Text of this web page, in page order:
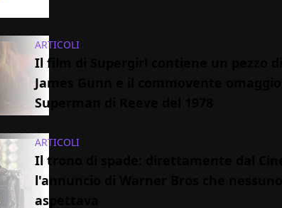
ARTICOLI
Il film di Supergirl contiene un pezzo di
James Gunn e il commovente omaggio
Superman di Reeve del 1978
ARTICOLI
Il trono di spade: direttamente dal
l'annuncio di Warner Bros che nessuno
aspettava